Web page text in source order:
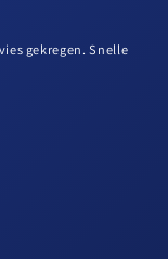
gekregen. Snelle